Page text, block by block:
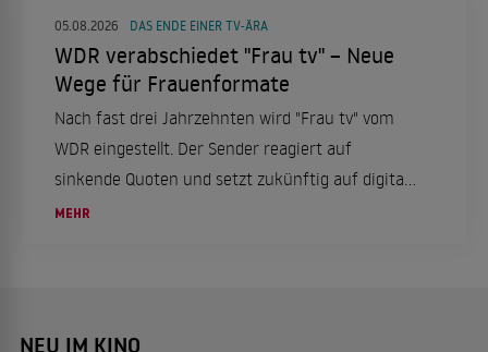
05.08.2026 DAS ENDE EINER TV-ÄRA
WDR verabschiedet "Frau tv" – Neue
Wege für Frauenformate
Nach fast drei Jahrzehnten wird "Frau tv" vom
WDR eingestellt. Der Sender reagiert auf
sinkende Quoten und setzt zukünftig auf digitale
Formate, um Frauenrechte und Emanzipation
MEHR
NEU IM KINO